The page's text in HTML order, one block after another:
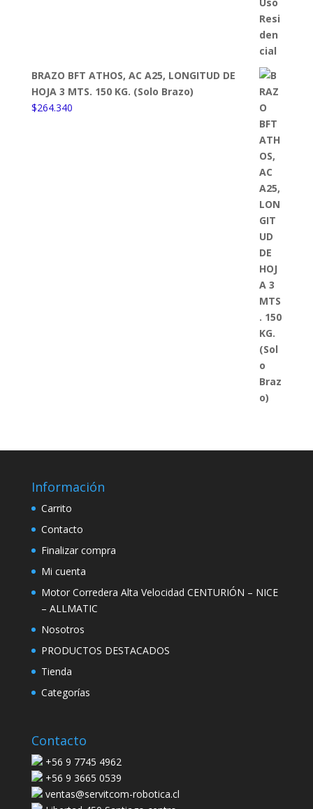
BRAZO BFT ATHOS, AC A25, LONGITUD DE
HOJA 3 MTS. 150 KG. (Solo Brazo)
$264.340
Información
Carrito
Contacto
Finalizar compra
Mi cuenta
Motor Corredera Alta Velocidad CENTURIÓN – NICE
– ALLMATIC
Nosotros
PRODUCTOS DESTACADOS
Tienda
Categorías
Contacto
+56 9 7745 4962
+56 9 3665 0539
ventas@servitcom-robotica.cl